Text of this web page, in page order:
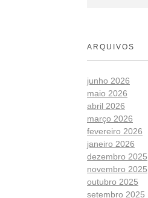
ARQUIVOS
junho 2026
maio 2026
abril 2026
março 2026
fevereiro 2026
janeiro 2026
dezembro 2025
novembro 2025
outubro 2025
setembro 2025